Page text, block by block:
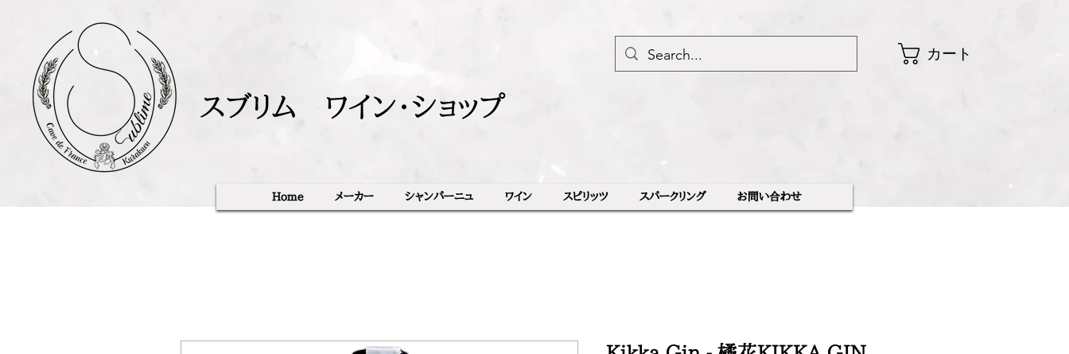
スブリム ワイン・ショップ
カート
Home メーカー シャンパーニュ ワイン スピリッツ スパークリング ​お問い合わせ